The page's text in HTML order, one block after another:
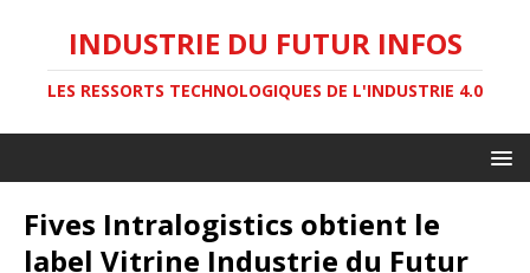
INDUSTRIE DU FUTUR INFOS
LES RESSORTS TECHNOLOGIQUES DE L'INDUSTRIE 4.0
Fives Intralogistics obtient le
label Vitrine Industrie du Futur